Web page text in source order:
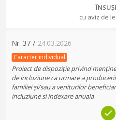
cu aviz de
Nr. 37 / 24.03.2026
Caracter individual
Proiect de dispoziție privind
de incluziune ca urmare a
familiei și/sau a veniturilor
incluziune si indexare anuala